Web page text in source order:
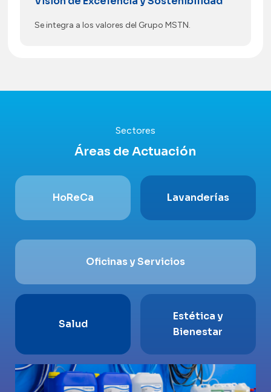
Se integra a los valores del Grupo MSTN.
Sectores
Áreas de Actuación
Lavanderías
HoReCa
Salud
Estética y
Bienestar
Transporte y
Oficinas y Servicios